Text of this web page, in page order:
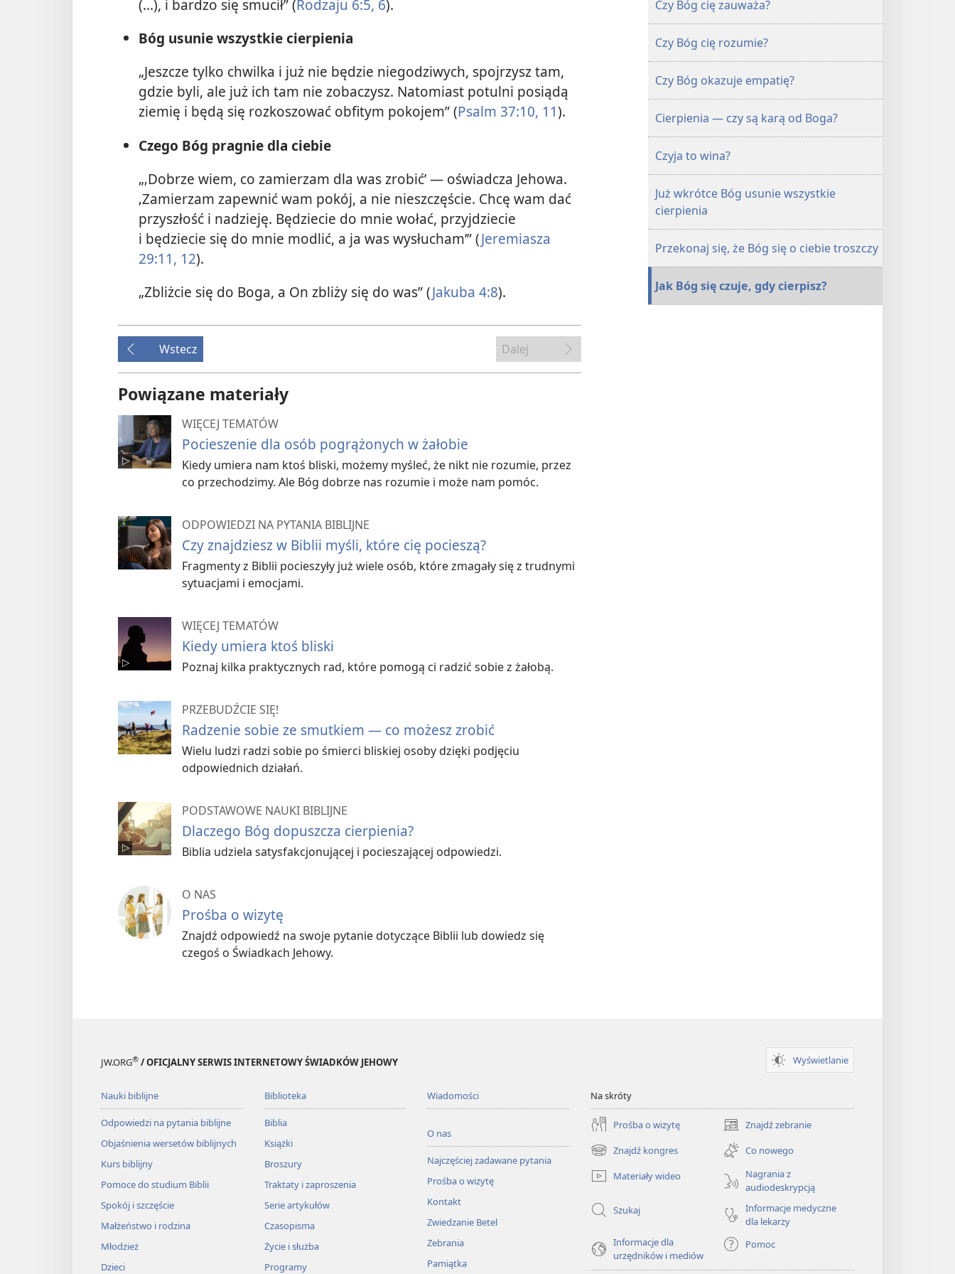
(...), i bardzo się smucił” (Rodzaju 6:5, 6).
Bóg usunie wszystkie cierpienia
„Jeszcze tylko chwilka i już nie będzie niegodziwych, spojrzysz tam,
gdzie byli, ale już ich tam nie zobaczysz. Natomiast potulni posiądą
ziemię i będą się rozkoszować obfitym pokojem” (Psalm 37:10, 11).
Czego Bóg pragnie dla ciebie
„‚Dobrze wiem, co zamierzam dla was zrobić’ — oświadcza Jehowa.
‚Zamierzam zapewnić wam pokój, a nie nieszczęście. Chcę wam dać
przyszłość i nadzieję. Będziecie do mnie wołać, przyjdziecie
i będziecie się do mnie modlić, a ja was wysłucham’” (Jeremiasza
29:11, 12).
„Zbliżcie się do Boga, a On zbliży się do was” (Jakuba 4:8).
Wstecz Dalej
Powiązane materiały
WIĘCEJ TEMATÓW
Pocieszenie dla osób pogrążonych w żałobie
Kiedy umiera nam ktoś bliski, możemy myśleć, że nikt nie rozumie, przez
co przechodzimy. Ale Bóg dobrze nas rozumie i może nam pomóc.
ODPOWIEDZI NA PYTANIA BIBLIJNE
Czy znajdziesz w Biblii myśli, które cię pocieszą?
Fragmenty z Biblii pocieszyły już wiele osób, które zmagały się z trudnymi
sytuacjami i emocjami.
WIĘCEJ TEMATÓW
Kiedy umiera ktoś bliski
Poznaj kilka praktycznych rad, które pomogą ci radzić sobie z żałobą.
PRZEBUDŹCIE SIĘ!
Radzenie sobie ze smutkiem — co możesz zrobić
Wielu ludzi radzi sobie po śmierci bliskiej osoby dzięki podjęciu
odpowiednich działań.
PODSTAWOWE NAUKI BIBLIJNE
Dlaczego Bóg dopuszcza cierpienia?
Biblia udziela satysfakcjonującej i pocieszającej odpowiedzi.
O NAS
Prośba o wizytę
Znajdź odpowiedź na swoje pytanie dotyczące Biblii lub dowiedz się
czegoś o Świadkach Jehowy.
troszczy?
Czy Bóg cię zauważa?
Czy Bóg cię rozumie?
Czy Bóg okazuje empatię?
Cierpienia — czy są karą od Boga?
Czyja to wina?
Już wkrótce Bóg usunie wszystkie
cierpienia
Przekonaj się, że Bóg się o ciebie troszczy
Jak Bóg się czuje, gdy cierpisz?
JW.ORG® / OFICJALNY SERWIS INTERNETOWY ŚWIADKÓW JEHOWY Wyświetlanie
Nauki biblijne
Odpowiedzi na pytania biblijne
Objaśnienia wersetów biblijnych
Kurs biblijny
Pomoce do studium Biblii
Spokój i szczęście
Małżeństwo i rodzina
Młodzież
Dzieci
Biblioteka
Biblia
Książki
Broszury
Traktaty i zaproszenia
Serie artykułów
Czasopisma
Życie i służba
Programy
Wiadomości
O nas
Najczęściej zadawane pytania
Prośba o wizytę
Kontakt
Zwiedzanie Betel
Zebrania
Pamiątka
Na skróty
Prośba o wizytę Znajdź zebranie
(opens
new
window)
Znajdź kongres
(opens
new
window)
Co nowego
Materiały wideo
Nagrania z
audiodeskrypcją
Szukaj
Informacje medyczne
dla lekarzy
Informacje dla
urzędników i mediów
Pomoc